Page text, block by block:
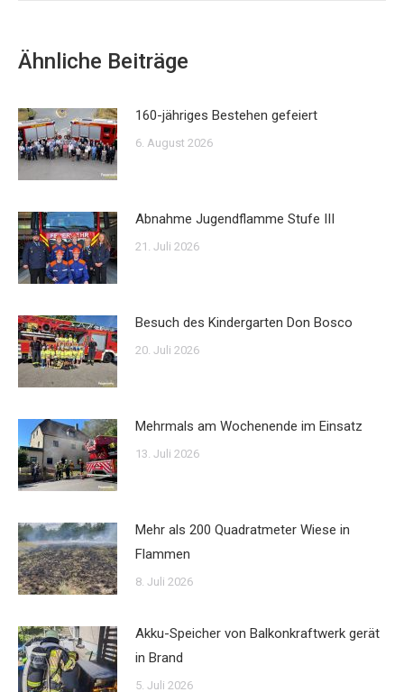
Ähnliche Beiträge
160-jähriges Bestehen gefeiert
6. August 2026
Abnahme Jugendflamme Stufe III
21. Juli 2026
Besuch des Kindergarten Don Bosco
20. Juli 2026
Mehrmals am Wochenende im Einsatz
13. Juli 2026
Mehr als 200 Quadratmeter Wiese in
Flammen
8. Juli 2026
Akku-Speicher von Balkonkraftwerk gerät
in Brand
5. Juli 2026